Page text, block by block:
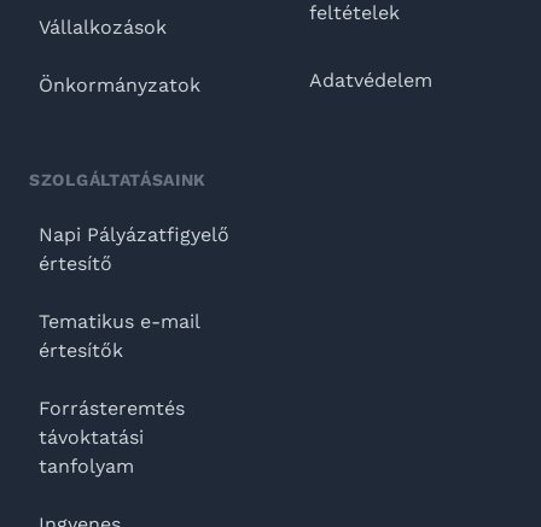
Vállalkozások
Önkormányzatok
SZOLGÁLTATÁSAINK
Napi Pályázatfigyelő
értesítő
Tematikus e-mail
értesítők
Forrásteremtés
távoktatási
tanfolyam
feltételek
Adatvédelem